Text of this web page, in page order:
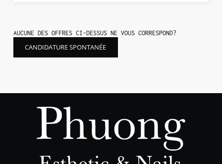
AUCUNE DES OFFRES CI-DESSUS NE VOUS CORRESPOND?
CANDIDATURE SPONTANÉE